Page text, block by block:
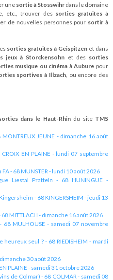
une sortie à Stosswihr dans le domaine
etc., trouver des sorties gratuites à
de nouvelles personnes pour sortir à
sorties gratuites à Geispitzen et dans
jeux à Storckensohn et des sorties
musique ou cinéma à Aubure pour
sportives à Illzach, ou encore des
dans le Haut-Rhindu site TMS
JEUNE - dimanche 16 août
CROIX EN PLAINE - lundi 07 septembre
- 68 MUNSTER - lundi 10 août 2026
Liestal Pratteln - 68 HUNINGUE -
- 68 KINGERSHEIM - jeudi 13
MITTLACH - dimanche 16 août 2026
MULHOUSE - samedi 07 novembre
heureux seul ? - 68 RIEDISHEIM - mardi
30 août 2026
PLAINE - samedi 31 octobre 2026
de Colmar) - 68 COLMAR - samedi 08